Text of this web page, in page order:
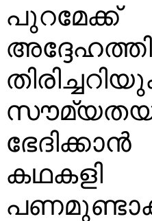
പുറമേക്ക്
കഥകളി